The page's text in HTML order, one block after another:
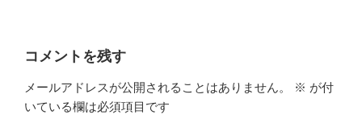
コメントを残す
メールアドレスが公開されることはありません。 ※ が付
いている欄は必須項目です